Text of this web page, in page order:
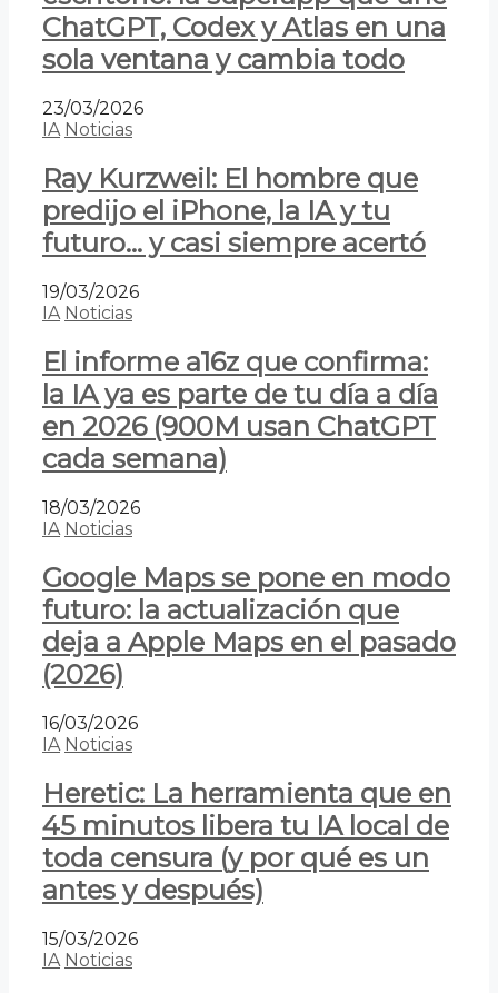
ChatGPT, Codex y Atlas en una
sola ventana y cambia todo
23/03/2026
IA Noticias
Ray Kurzweil: El hombre que
predijo el iPhone, la IA y tu
futuro… y casi siempre acertó
19/03/2026
IA Noticias
El informe a16z que confirma:
la IA ya es parte de tu día a día
en 2026 (900M usan ChatGPT
cada semana)
18/03/2026
IA Noticias
Google Maps se pone en modo
futuro: la actualización que
deja a Apple Maps en el pasado
(2026)
16/03/2026
IA Noticias
Heretic: La herramienta que en
45 minutos libera tu IA local de
toda censura (y por qué es un
antes y después)
15/03/2026
IA Noticias